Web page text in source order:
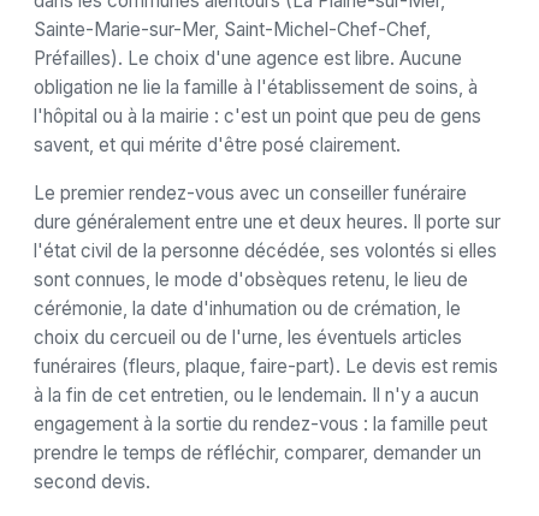
Sainte-Marie-sur-Mer, Saint-Michel-Chef-Chef,
Préfailles). Le choix d'une agence est libre. Aucune
obligation ne lie la famille à l'établissement de soins, à
l'hôpital ou à la mairie : c'est un point que peu de gens
savent, et qui mérite d'être posé clairement.
Le premier rendez-vous avec un conseiller funéraire
dure généralement entre une et deux heures. Il porte sur
l'état civil de la personne décédée, ses volontés si elles
sont connues, le mode d'obsèques retenu, le lieu de
cérémonie, la date d'inhumation ou de crémation, le
choix du cercueil ou de l'urne, les éventuels articles
funéraires (fleurs, plaque, faire-part). Le devis est remis
à la fin de cet entretien, ou le lendemain. Il n'y a aucun
engagement à la sortie du rendez-vous : la famille peut
prendre le temps de réfléchir, comparer, demander un
second devis.